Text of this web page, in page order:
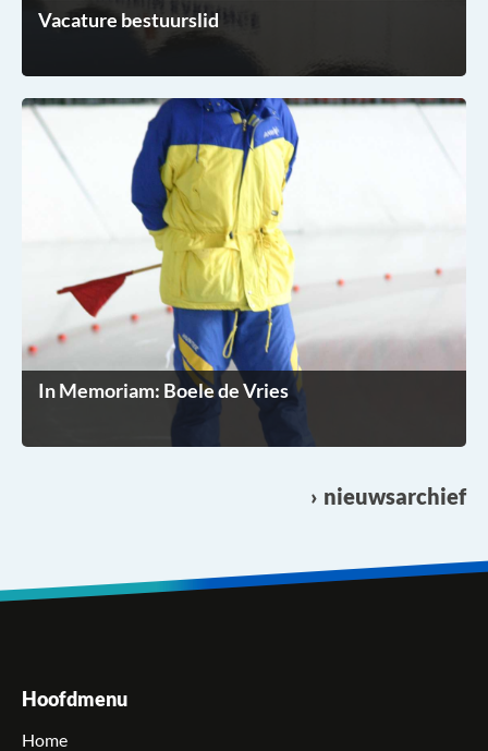
Vacature bestuurslid
In Memoriam: Boele de Vries
nieuwsarchief
Hoofdmenu
Home